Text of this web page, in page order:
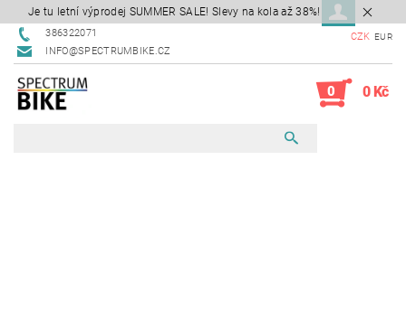
Je tu letní výprodej SUMMER SALE! Slevy na kola až 38%!
386322071
INFO@SPECTRUMBIKE.CZ
CZK EUR
0 0 Kč